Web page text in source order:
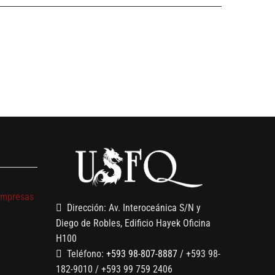
Dirección: Av. Interoceánica S/N y
Diego de Robles, Edificio Hayek Oficina
H100
Teléfono: +593 98-807-8887 / +593 98-
182-9010 / +593 99 759 2406